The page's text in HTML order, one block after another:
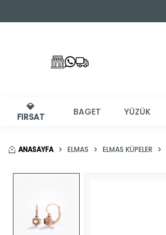
💎
FIRSAT
BAGET YÜZÜK
ANASAYFA ELMAS ELMAS KÜPELER